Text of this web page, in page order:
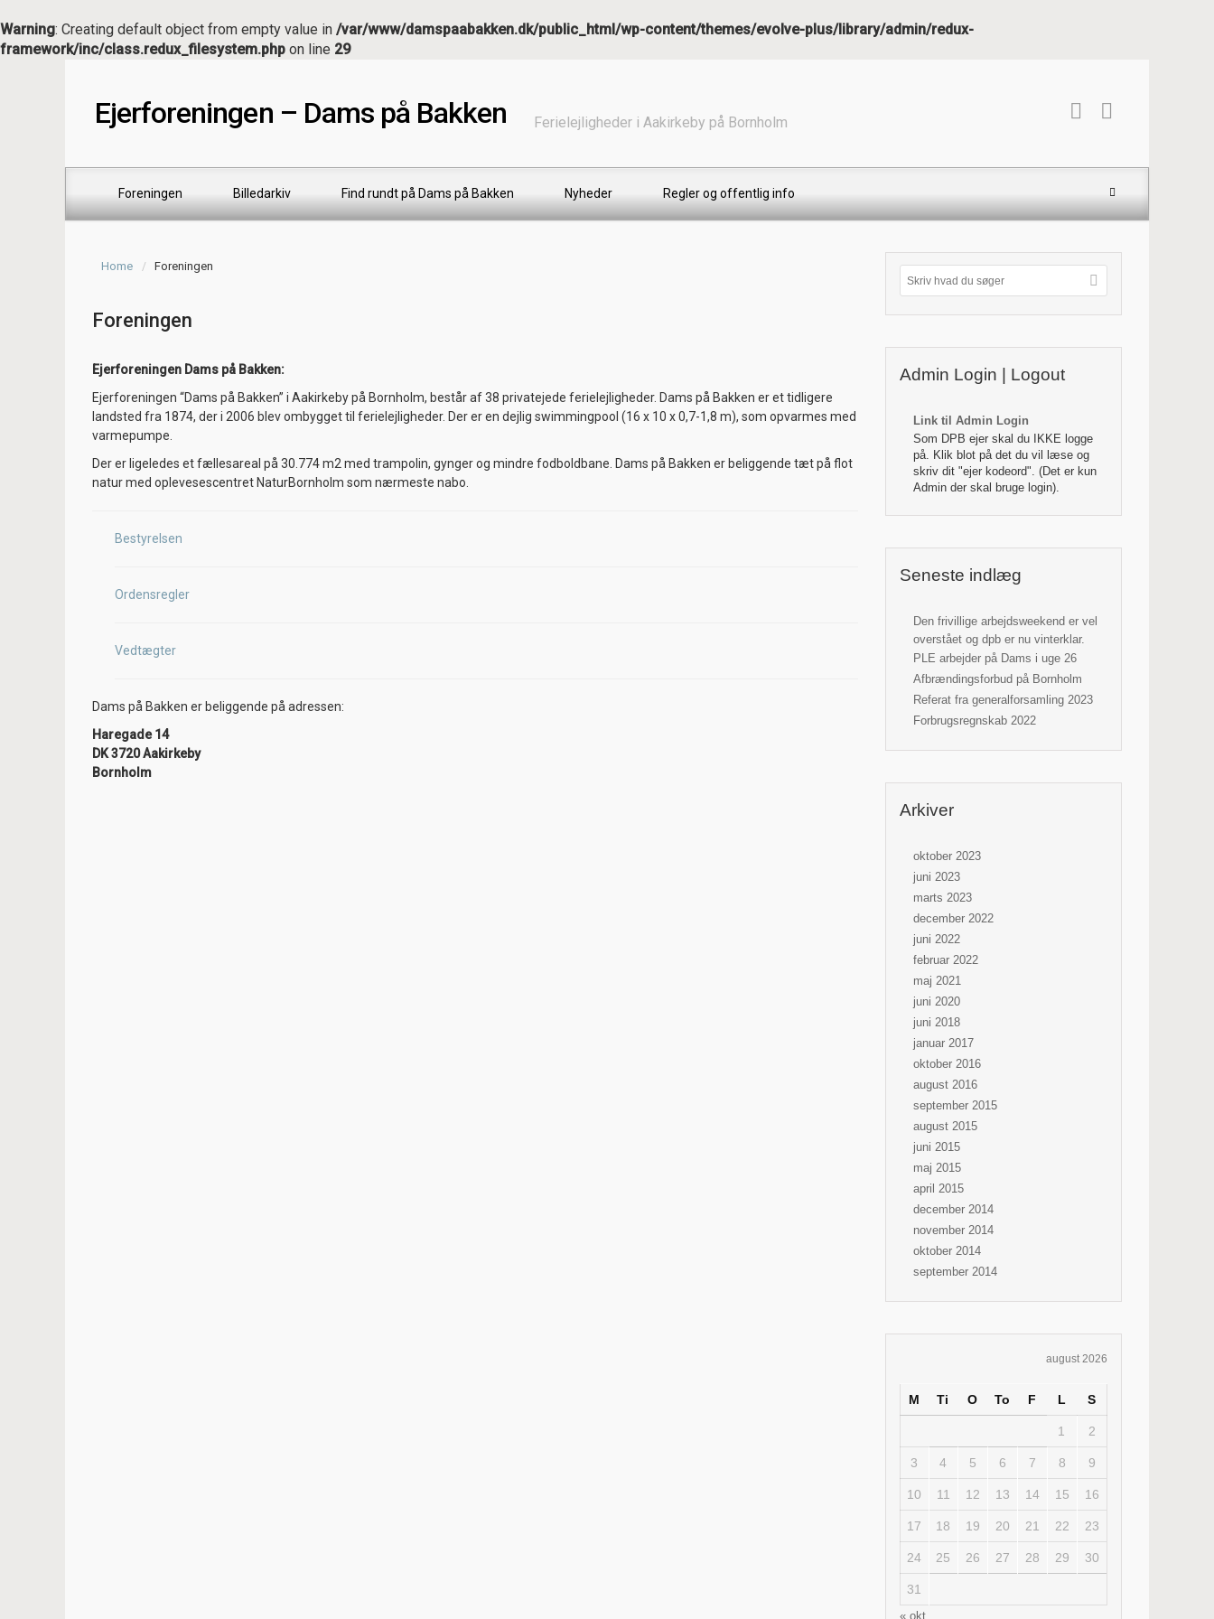
Warning: Creating default object from empty value in /var/www/damspaabakken.dk/public_html/wp-content/themes/evolve-plus/library/admin/redux-
framework/inc/class.redux_filesystem.php on line 29
Ejerforeningen – Dams på Bakken Ferielejligheder i Aakirkeby på Bornholm
Foreningen Billedarkiv Find rundt på Dams på Bakken Nyheder Regler og offentlig info
Home Foreningen
Foreningen
Ejerforeningen Dams på Bakken:
Ejerforeningen “Dams på Bakken” i Aakirkeby på Bornholm, består af 38 privatejede ferielejligheder. Dams på Bakken er et tidligere
landsted fra 1874, der i 2006 blev ombygget til ferielejligheder. Der er en dejlig swimmingpool (16 x 10 x 0,7-1,8 m), som opvarmes med
varmepumpe.
Der er ligeledes et fællesareal på 30.774 m2 med trampolin, gynger og mindre fodboldbane. Dams på Bakken er beliggende tæt på flot
natur med oplevesescentret NaturBornholm som nærmeste nabo.
Bestyrelsen
Ordensregler
Vedtægter
Dams på Bakken er beliggende på adressen:
Haregade 14
DK 3720 Aakirkeby
Bornholm
Admin Login | Logout
Link til Admin Login
Som DPB ejer skal du IKKE logge
på. Klik blot på det du vil læse og
skriv dit "ejer kodeord". (Det er kun
Admin der skal bruge login).
Seneste indlæg
Den frivillige arbejdsweekend er vel
overstået og dpb er nu vinterklar.
PLE arbejder på Dams i uge 26
Afbrændingsforbud på Bornholm
Referat fra generalforsamling 2023
Forbrugsregnskab 2022
Arkiver
oktober 2023
juni 2023
marts 2023
december 2022
juni 2022
februar 2022
maj 2021
juni 2020
juni 2018
januar 2017
oktober 2016
august 2016
september 2015
august 2015
juni 2015
maj 2015
april 2015
december 2014
november 2014
oktober 2014
september 2014
august 2026
M Ti O To F L S
1 2
3 4 5 6 7 8 9
10 11 12 13 14 15 16
17 18 19 20 21 22 23
24 25 26 27 28 29 30
31
« okt